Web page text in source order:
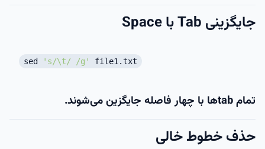
جایگزینی Tab با Space
sed 's/\t/ /g' file1.txt
تمام tabها با چهار فاصله جایگزین می‌شوند.
حذف خطوط خالی